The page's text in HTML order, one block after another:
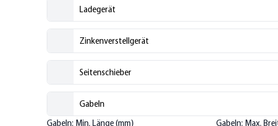
Ladegerät
Zinkenverstellgerät
Seitenschieber
Gabeln
Gabeln: Min. Länge (mm)
Gabeln: Max.